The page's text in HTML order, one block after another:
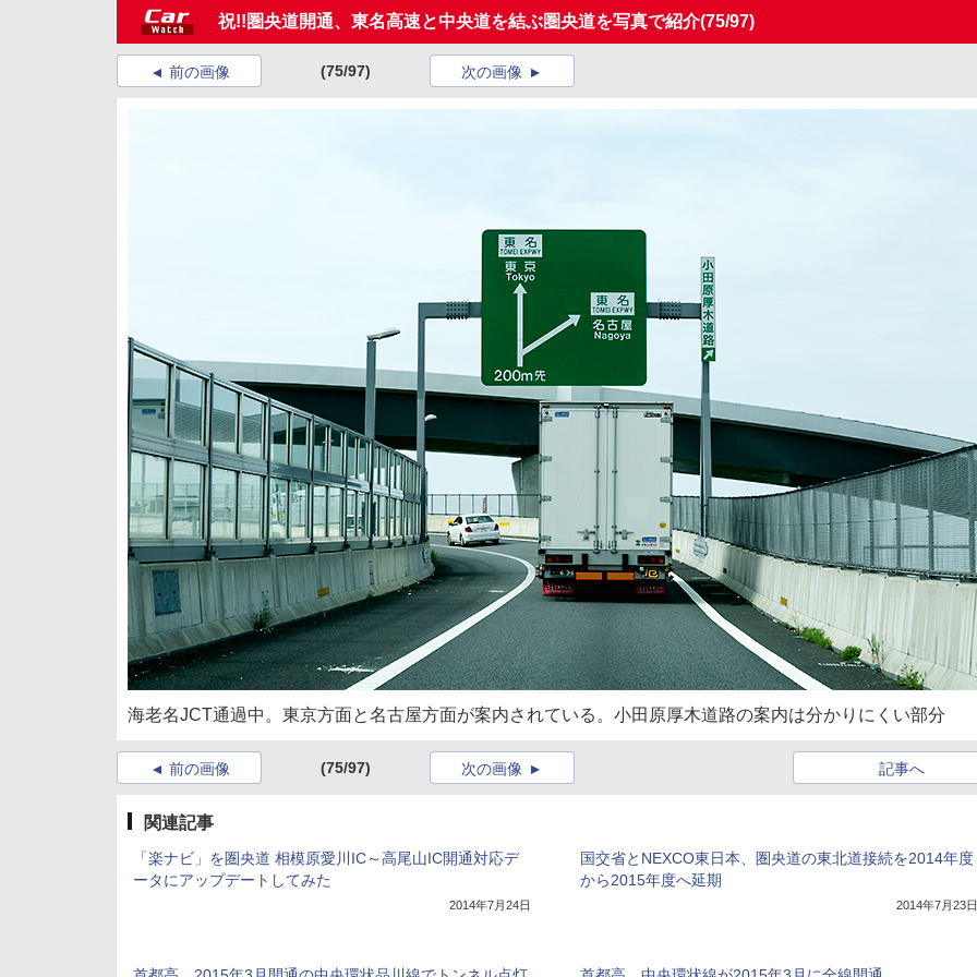
祝!!圏央道開通、東名高速と中央道を結ぶ圏央道を写真で紹介(75/97)
前の画像 (75/97) 次の画像
海老名JCT通過中。東京方面と名古屋方面が案内されている。小田原厚木道路の案内は分かりにくい部分
前の画像 (75/97) 記事へ
次の画像
関連記事
「楽ナビ」を圏央道 相模原愛川IC～高尾山IC開通対応デ
ータにアップデートしてみた
2014年7月24日
国交省とNEXCO東日本、圏央道の東北道接続を2014年度
から2015年度へ延期
2014年7月23日